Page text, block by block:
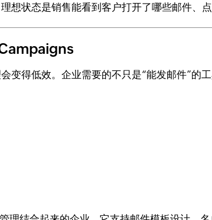
想状态是销售能看到客户打开了哪些邮件、
得低效。企业需要的不只是“能发邮件”的